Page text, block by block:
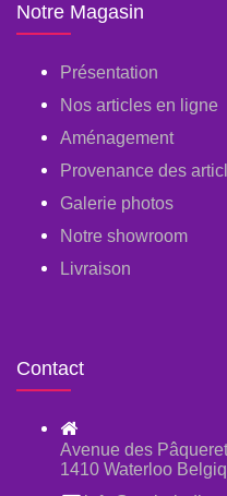
Notre Magasin
Présentation
Nos articles en ligne
Aménagement
Provenance des
Galerie photos
Notre showroom
Livraison
Contact
Avenue des
1410 Waterloo